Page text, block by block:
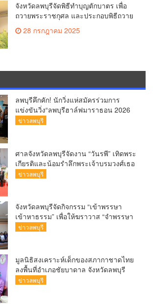
จังหวัดลพบุรีจัดพิธีทำบุญตักบาตร เพื่อ
ถวายพระราชกุศล และประกอบพิธีถวาย
สัตย์ปฏิญาณเพื่อเป็นข้าราชการที่ดีเนื่อง
ในโอกาสวันเฉลิมพระชนมพรรษาของ
28 กรกฎาคม 2025
ลพบุรีคึกคัก! นักวิ่งแห่สมัครร่วมการ
แข่งขันวิ่ง“ลพบุรีฮาล์ฟมาราธอน 2026
(Lopburi Half Marathon 2026) เพื่อ
ข่าวลพบุรี
ศาลจังหวัดลพบุรีจัดงาน “วันรพี” เทิดพระ
เกียรติและน้อมรำลึกพระเจ้าบรมวงศ์เธอ
พระองค์รพีพัฒนศักดิ์ กรมหลวงราชบุรี
ข่าวลพบุรี
จังหวัดลพบุรีจัดกิจกรรม “เข้าพรรษา
เข้าหาธรรม” เพื่อให้ฆราวาส “จำพรรษา
ทางใจ
ข่าวลพบุรี
มูลนิธิสงเคราะห์เด็กของสภากาชาดไทย
ลงพื้นที่อำเภอชัยบาดาล จังหวัดลพบุรี
ออกหน่วยทันตกรรม “สุขภาพดีใต้ร่มพระ
ข่าวลพบุรี